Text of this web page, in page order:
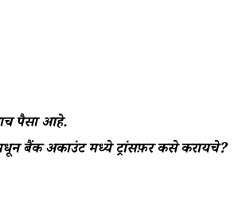
पैसा आहे.
बैंक अकाउंट मध्ये ट्रांसफ़र कसे करायचे?